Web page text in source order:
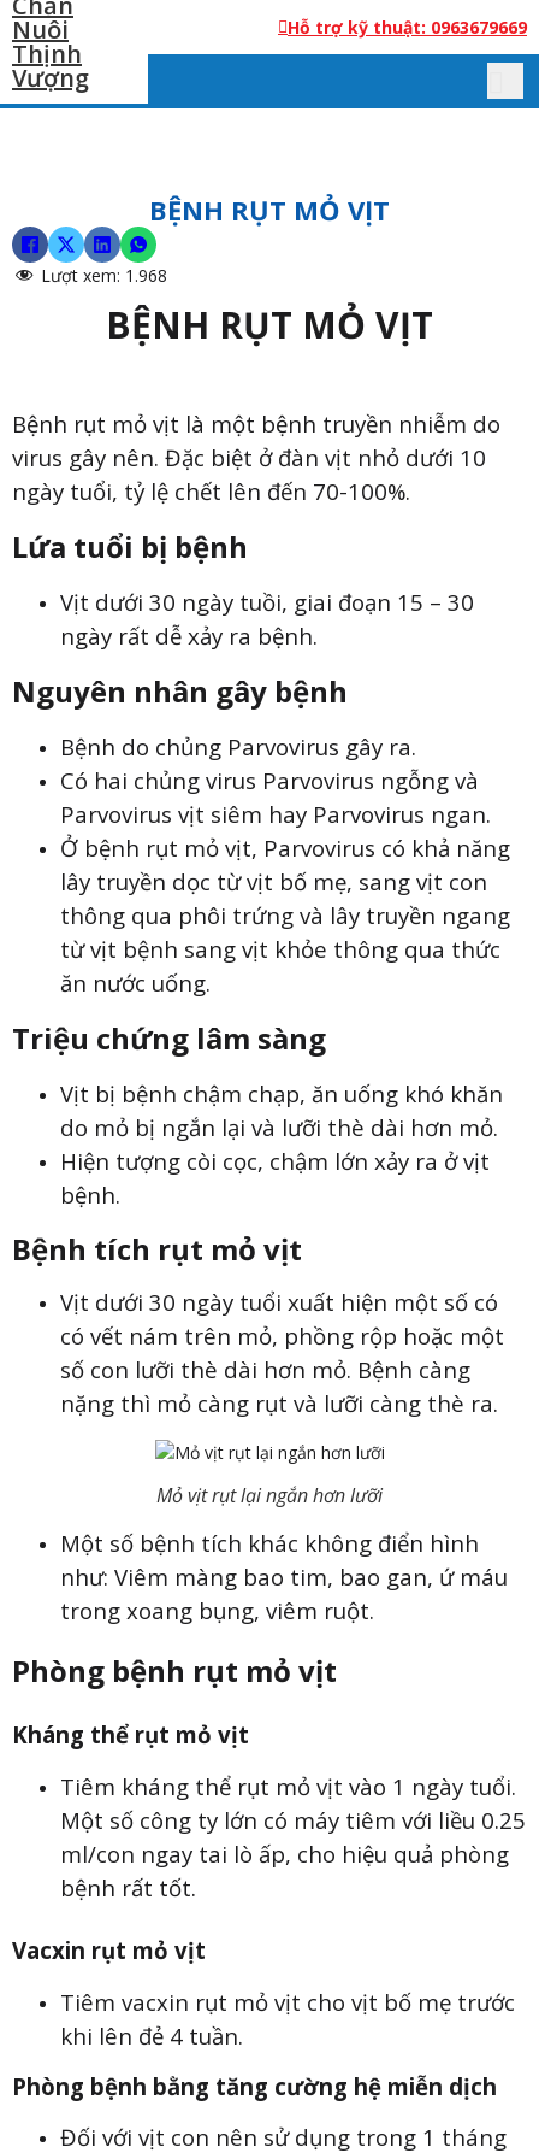
Hỗ trợ kỹ thuật: 0963679669
BỆNH RỤT MỎ VỊT
Lượt xem: 1.968
BỆNH RỤT MỎ VỊT
Bệnh rụt mỏ vịt là một bệnh truyền nhiễm do
virus gây nên. Đặc biệt ở đàn vịt nhỏ dưới 10
ngày tuổi, tỷ lệ chết lên đến 70-100%.
Lứa tuổi bị bệnh
Vịt dưới 30 ngày tuồi, giai đoạn 15 – 30
ngày rất dễ xảy ra bệnh.
Nguyên nhân gây bệnh
Bệnh do chủng Parvovirus gây ra.
Có hai chủng virus Parvovirus ngỗng và
Parvovirus vịt siêm hay Parvovirus ngan.
Ở bệnh rụt mỏ vịt, Parvovirus có khả năng
lây truyền dọc từ vịt bố mẹ, sang vịt con
thông qua phôi trứng và lây truyền ngang
từ vịt bệnh sang vịt khỏe thông qua thức
ăn nước uống.
Triệu chứng lâm sàng
Vịt bị bệnh chậm chạp, ăn uống khó khăn
do mỏ bị ngắn lại và lưỡi thè dài hơn mỏ.
Hiện tượng còi cọc, chậm lớn xảy ra ở vịt
bệnh.
Bệnh tích rụt mỏ vịt
Vịt dưới 30 ngày tuổi xuất hiện một số có
có vết nám trên mỏ, phồng rộp hoặc một
số con lưỡi thè dài hơn mỏ. Bệnh càng
nặng thì mỏ càng rụt và lưỡi càng thè ra.
Mỏ vịt rụt lại ngắn hơn lưỡi
Một số bệnh tích khác không điển hình
như: Viêm màng bao tim, bao gan, ứ máu
trong xoang bụng, viêm ruột.
Phòng bệnh rụt mỏ vịt
Kháng thể rụt mỏ vịt
Tiêm kháng thể rụt mỏ vịt vào 1 ngày tuổi.
Một số công ty lớn có máy tiêm với liều 0.25
ml/con ngay tai lò ấp, cho hiệu quả phòng
bệnh rất tốt.
Vacxin rụt mỏ vịt
Tiêm vacxin rụt mỏ vịt cho vịt bố mẹ trước
khi lên đẻ 4 tuần.
Phòng bệnh bằng tăng cường hệ miễn dịch
Đối với vịt con nên sử dụng trong 1 tháng